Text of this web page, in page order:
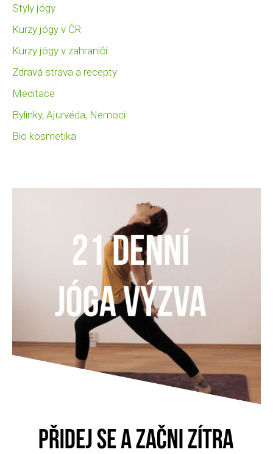
Styly jógy
Kurzy jógy v ČR
Kurzy jógy v zahraničí
Zdravá strava a recepty
Meditace
Bylinky, Ajurvéda, Nemoci
Bio kosmetika